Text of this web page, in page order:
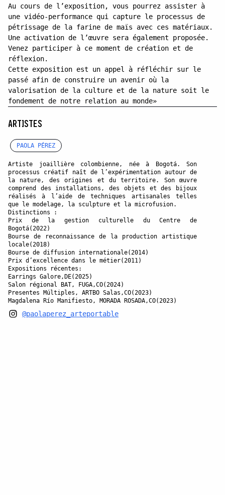
Au cours de l’exposition, vous pourrez assister à
une vidéo-performance qui capture le processus de
pétrissage de la farine de maïs avec ces matériaux.
Une activation de l’œuvre sera également proposée.
Venez participer à ce moment de création et de
réflexion.
Cette exposition est un appel à réfléchir sur le
passé afin de construire un avenir où la
valorisation de la culture et de la nature soit le
fondement de notre relation au monde»
ARTISTES
PAOLA PÉREZ
Artiste joaillière colombienne, née à Bogotá. Son
processus créatif naît de l’expérimentation autour de
la nature, des origines et du territoire. Son œuvre
comprend des installations, des objets et des bijoux
réalisés à l’aide de techniques artisanales telles
que le modelage, la sculpture et la microfusion.
Distinctions :
Prix de la gestion culturelle du Centre de
Bogotá(2022)
Bourse de reconnaissance de la production artistique
locale(2018)
Bourse de diffusion internationale(2014)
Prix d’excellence dans le métier(2011)
Expositions récentes:
Earrings Galore,DE(2025)
Salon régional BAT, FUGA,CO(2024)
Presentes Múltiples, ARTBO Salas,CO(2023)
Magdalena Río Manifiesto, MORADA ROSADA,CO(2023)
@paolaperez_arteportable